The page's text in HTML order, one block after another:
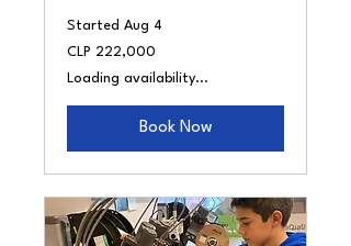
Started Aug 4
222,000
Chilean
pesos
CLP 222,000
Loading availability...
Book Now